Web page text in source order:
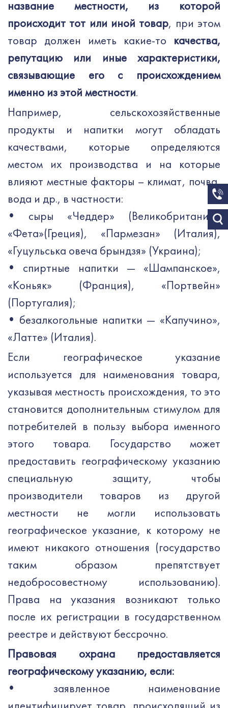
название местности, из которой
происходит тот или иной товар, при этом
товар должен иметь какие-то качества,
репутацию или иные характеристики,
связывающие его с происхождением
именно из этой местности.
Например, сельскохозяйственные
продукты и напитки могут обладать
качествами, которые определяются
местом их производства и на которые
влияют местные факторы – климат, почва,
вода и др., в частности:
• сыры «Чеддер» (Великобритания),
«Фета»(Греция), «Пармезан» (Италия),
«Гуцульська овеча брындзя» (Украина);
• спиртные напитки — «Шампанское»,
«Коньяк» (Франция), «Портвейн»
(Португалия);
• безалкогольные напитки — «Капучино»,
«Латте» (Италия).
Если географическое указание
используется для наименования товара,
указывая местность происхождения, то это
становится дополнительным стимулом для
потребителей в пользу выбора именного
этого товара. Государство может
предоставить географическому указанию
специальную защиту, чтобы
производители товаров из другой
местности не могли использовать
географическое указание, к которому не
имеют никакого отношения (государство
таким образом препятствует
недобросовестному использованию).
Права на указания возникают только
после их регистрации в государственном
реестре и действуют бессрочно.
Правовая охрана предоставляется
географическому указанию, если:
• заявленное наименование